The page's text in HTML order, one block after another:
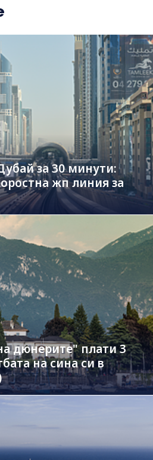
за 30 минути:
жп линия за
дюнерите" плати 3
на сина си в